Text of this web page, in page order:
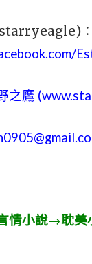
：
之鷹 (www.
情小說→耽美